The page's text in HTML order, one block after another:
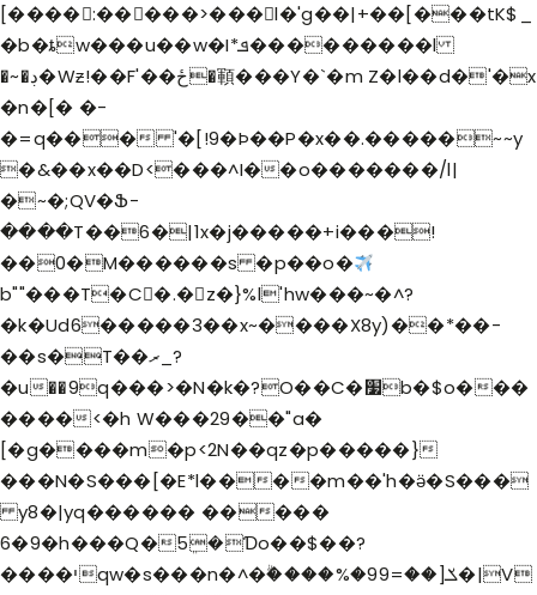
[����:�����>���l�'g��|+��[���tK$_
�b�ȶw���u��w�I*ܦ���������l
�~�ڊ�Wƶ!��F'��ځ�顐���Y�`�m Z�l��d�'�x
�n�[� �-
�=q��� '�[!9�Þ��P�x��.�����~~y
�&��x��D<���^I��o�������/l|
�~�;QV�Ֆ-
����T��6�|1x�j�����+i���!
��0�M������s �p��o�
b""���T�C�.�z�}%l'hw���~�^?
�k�Ud6�����3��x~����X8y)��*��-
��s�T��ރ_?
�u��9؜q���>�N�k�?O��C�׷b�$o���
����<�h W���29��"a�
[�g����m�p<2N��qz�p�����}
���N�S���[�E*l����m��'h�ӛ�S���
y8�|yq������ �����
6�9�h���Q�5ܸ�Ɗo��$��?
����יqw�s���n�^�ۗ����%�99=��]ݎ�|V